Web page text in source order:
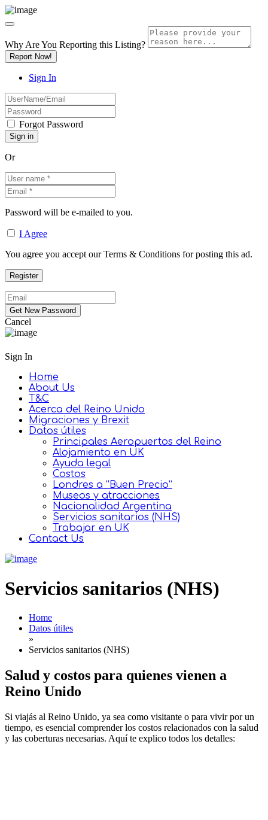
Why Are You Reporting this Listing?
Report Now!
Sign In
Forgot Password
Or
Password will be e-mailed to you.
I Agree
You agree you accept our Terms & Conditions for posting this ad.
Cancel
Sign In
Home
About Us
T&C
Acerca del Reino Unido
Migraciones y Brexit
Datos útiles
Principales Aeropuertos del Reino
Alojamiento en UK
Ayuda legal
Costos
Londres a “Buen Precio”
Museos y atracciones
Nacionalidad Argentina
Servicios sanitarios (NHS)
Trabajar en UK
Contact Us
Servicios sanitarios (NHS)
Home
Datos útiles
»
Servicios sanitarios (NHS)
Salud y costos para quienes vienen a
Reino Unido
Si viajás al Reino Unido, ya sea como visitante o para vivir por un
tiempo, es esencial comprender los costos relacionados con la salud
y las coberturas necesarias. Aquí te explico todos los detalles: